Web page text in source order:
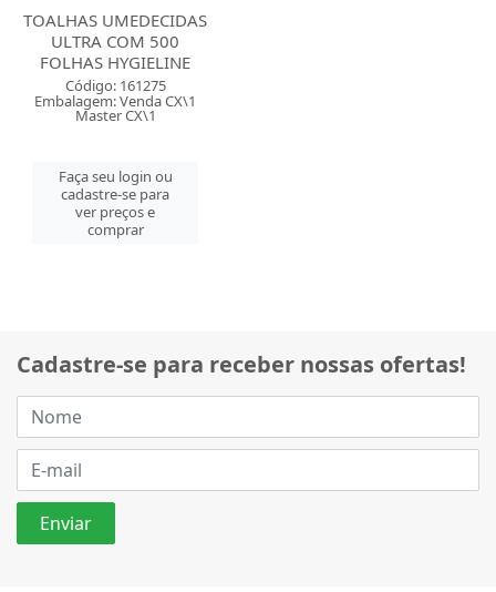
TOALHAS UMEDECIDAS
ULTRA COM 500
FOLHAS HYGIELINE
Código: 161275
Embalagem: Venda CX\1
Master CX\1
Faça seu login ou
cadastre-se para
ver preços e
comprar
Cadastre-se para receber nossas ofertas!